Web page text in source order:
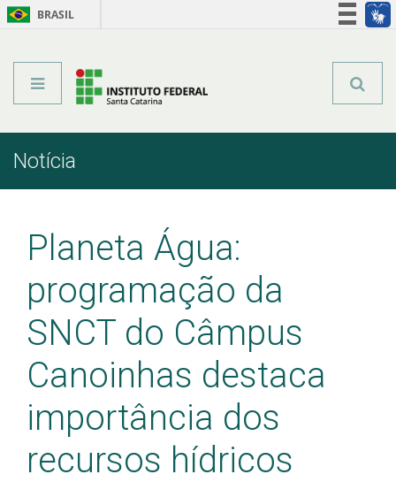
BRASIL
NotíciaInício
Planeta Água:
programação da
SNCT do Câmpus
Canoinhas destaca
importância dos
recursos hídricos